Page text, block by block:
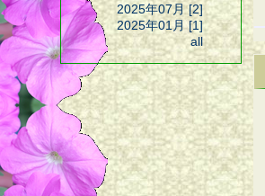
2025年07月 [2]
2025年01月 [1]
all